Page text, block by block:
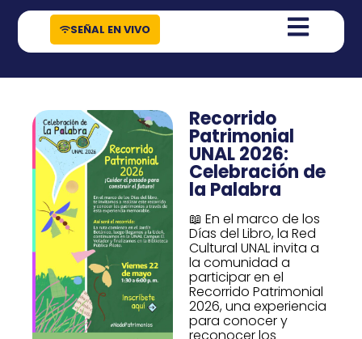
contenido
SEÑAL EN VIVO
Recorrido
Patrimonial
UNAL 2026:
Celebración de
la Palabra
📖 En el marco de los
Días del Libro, la Red
Cultural UNAL invita a
la comunidad a
participar en el
Recorrido Patrimonial
2026, una experiencia
para conocer y